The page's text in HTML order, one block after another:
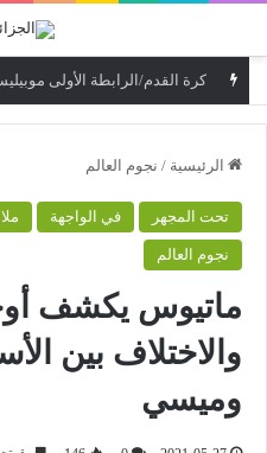
الرئيسية / نجوم العالم
تحت المجهر في الواجهة
نجوم العالم
ماتيوس يكشف
والاختلاف بين
وميسي